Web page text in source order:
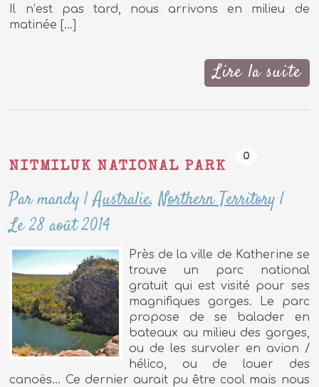
Il n’est pas tard, nous arrivons en milieu de
matinée […]
Lire la suite
NITMILUK NATIONAL PARK
0
Par mandy |Australie,Northern Territory|
Le 28 août 2014
Près de la ville de Katherine se
trouve un parc national
gratuit qui est visité pour ses
magnifiques gorges. Le parc
propose de se balader en
bateaux au milieu des gorges,
ou de les survoler en avion /
hélico, ou de louer des
canoës… Ce dernier aurait pu être cool mais nous